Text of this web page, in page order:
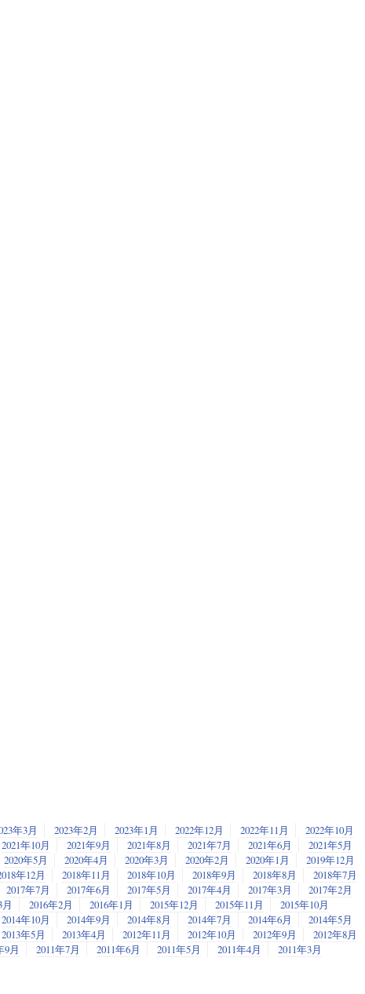
年3月 2023年2月 2023年1月 2022年12月 2022年11月
2022年10月
2021年10月 2021年9月 2021年8月 2021年7月 2021年6月
2021年5月
2020年5月 2020年4月 2020年3月 2020年2月 2020年1月
2019年12月
年12月 2018年11月 2018年10月 2018年9月 2018年8月
2018年7月
2017年7月 2017年6月 2017年5月 2017年4月 2017年3月
2017年2月
2016年2月 2016年1月 2015年12月 2015年11月
2015年10月
2014年10月 2014年9月 2014年8月 2014年7月 2014年6月
2014年5月
2013年5月 2013年4月 2012年11月 2012年10月 2012年9月
2012年8月
9月 2011年7月 2011年6月 2011年5月 2011年4月 2011年3月